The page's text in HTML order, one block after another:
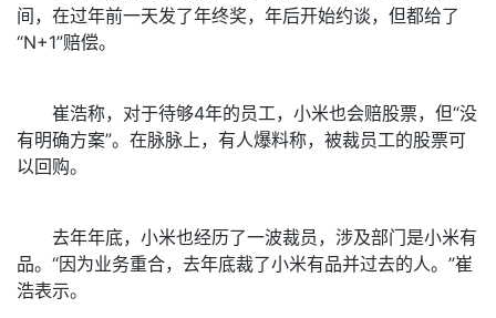
间，在过年前一天发了年终奖，年后开始约谈，但都给了
“N+1”赔偿。
崔浩称，对于待够4年的员工，小米也会赔股票，但“没
有明确方案”。在脉脉上，有人爆料称，被裁员工的股票可
以回购。
去年年底，小米也经历了一波裁员，涉及部门是小米有
品。“因为业务重合，去年底裁了小米有品并过去的人。”崔
浩表示。